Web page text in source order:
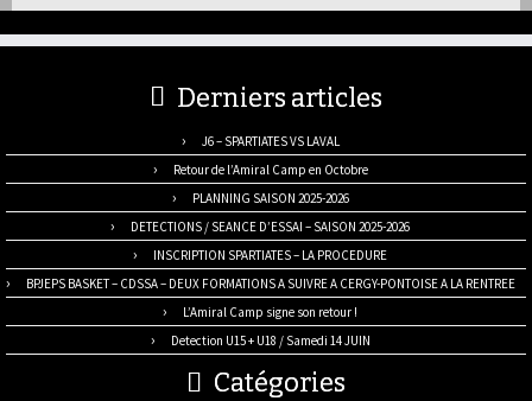
Derniers articles
J6 – SPARTIATES VS LAVAL
Retour de l’Amiral Camp en Octobre
PLANNING SAISON 2025-2026
DETECTIONS / SEANCE D’ESSAI – SAISON 2025-2026
INSCRIPTION SPARTIATES – LA PROCEDURE
BPJEPS BASKET – CDSSA – DEUX FORMATIONS A SUIVRE A CERGY-PONTOISE A LA RENTREE
L’Amiral Camp signe son retour !
Detection U15 + U18 / Samedi 14 JUIN
Catégories